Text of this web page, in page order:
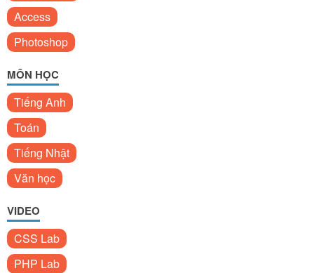
Access
Photoshop
MÔN HỌC
Tiếng Anh
Toán
Tiếng Nhật
Văn học
VIDEO
CSS Lab
PHP Lab